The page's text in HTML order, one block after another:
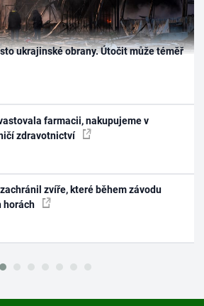
ukrajinské obrany. Útočit může téměř
farmacii, nakupujeme v
zdravotnictví
zvíře, které během závodu
horách